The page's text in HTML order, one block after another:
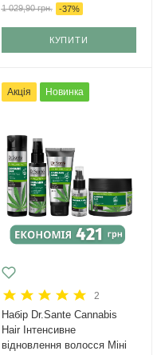
1 029,90грн. -37%
КУПИТИ
Акція Новинка
2
Набір Dr.Sante Cannabis
Hair Інтенсивне
відновлення волосся Міні